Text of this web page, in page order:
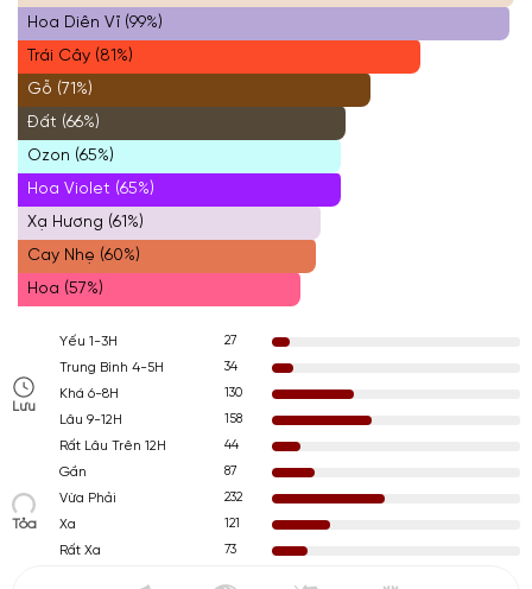
Hoa Diên Vĩ (99%)
Trái Cây (81%)
Gỗ (71%)
Đất (66%)
Ozon (65%)
Hoa Violet (65%)
Xạ Hương (61%)
Cay Nhẹ (60%)
Hoa (57%)
Lưu
Yếu 1-3H
27
Trung Bình 4-5H
34
Khá 6-8H
130
Lâu 9-12H
158
Rất Lâu Trên 12H
44
Tỏa
Gần
87
Vừa Phải
232
Xa
121
Rất Xa
73